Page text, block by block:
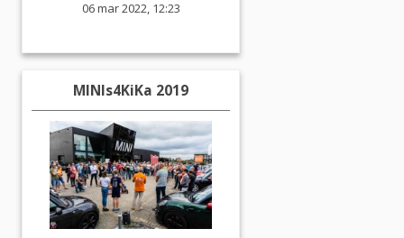
06 mar 2022, 12:23
MINIs4KiKa 2019